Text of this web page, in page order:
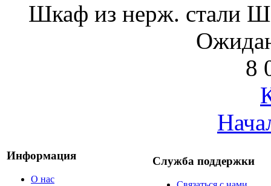
Шкаф из нерж. стали
8
Информация
О нас
Служба поддержки